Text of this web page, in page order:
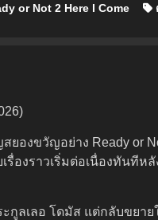
or Not 2 Here I Come
งขวัญอย่าง Ready or
รื่องราวเริ่มต่อเนื่องทันที
กูลเลอ โดมัส แต่กลับขย